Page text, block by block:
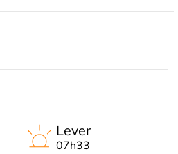
Lever
07h33